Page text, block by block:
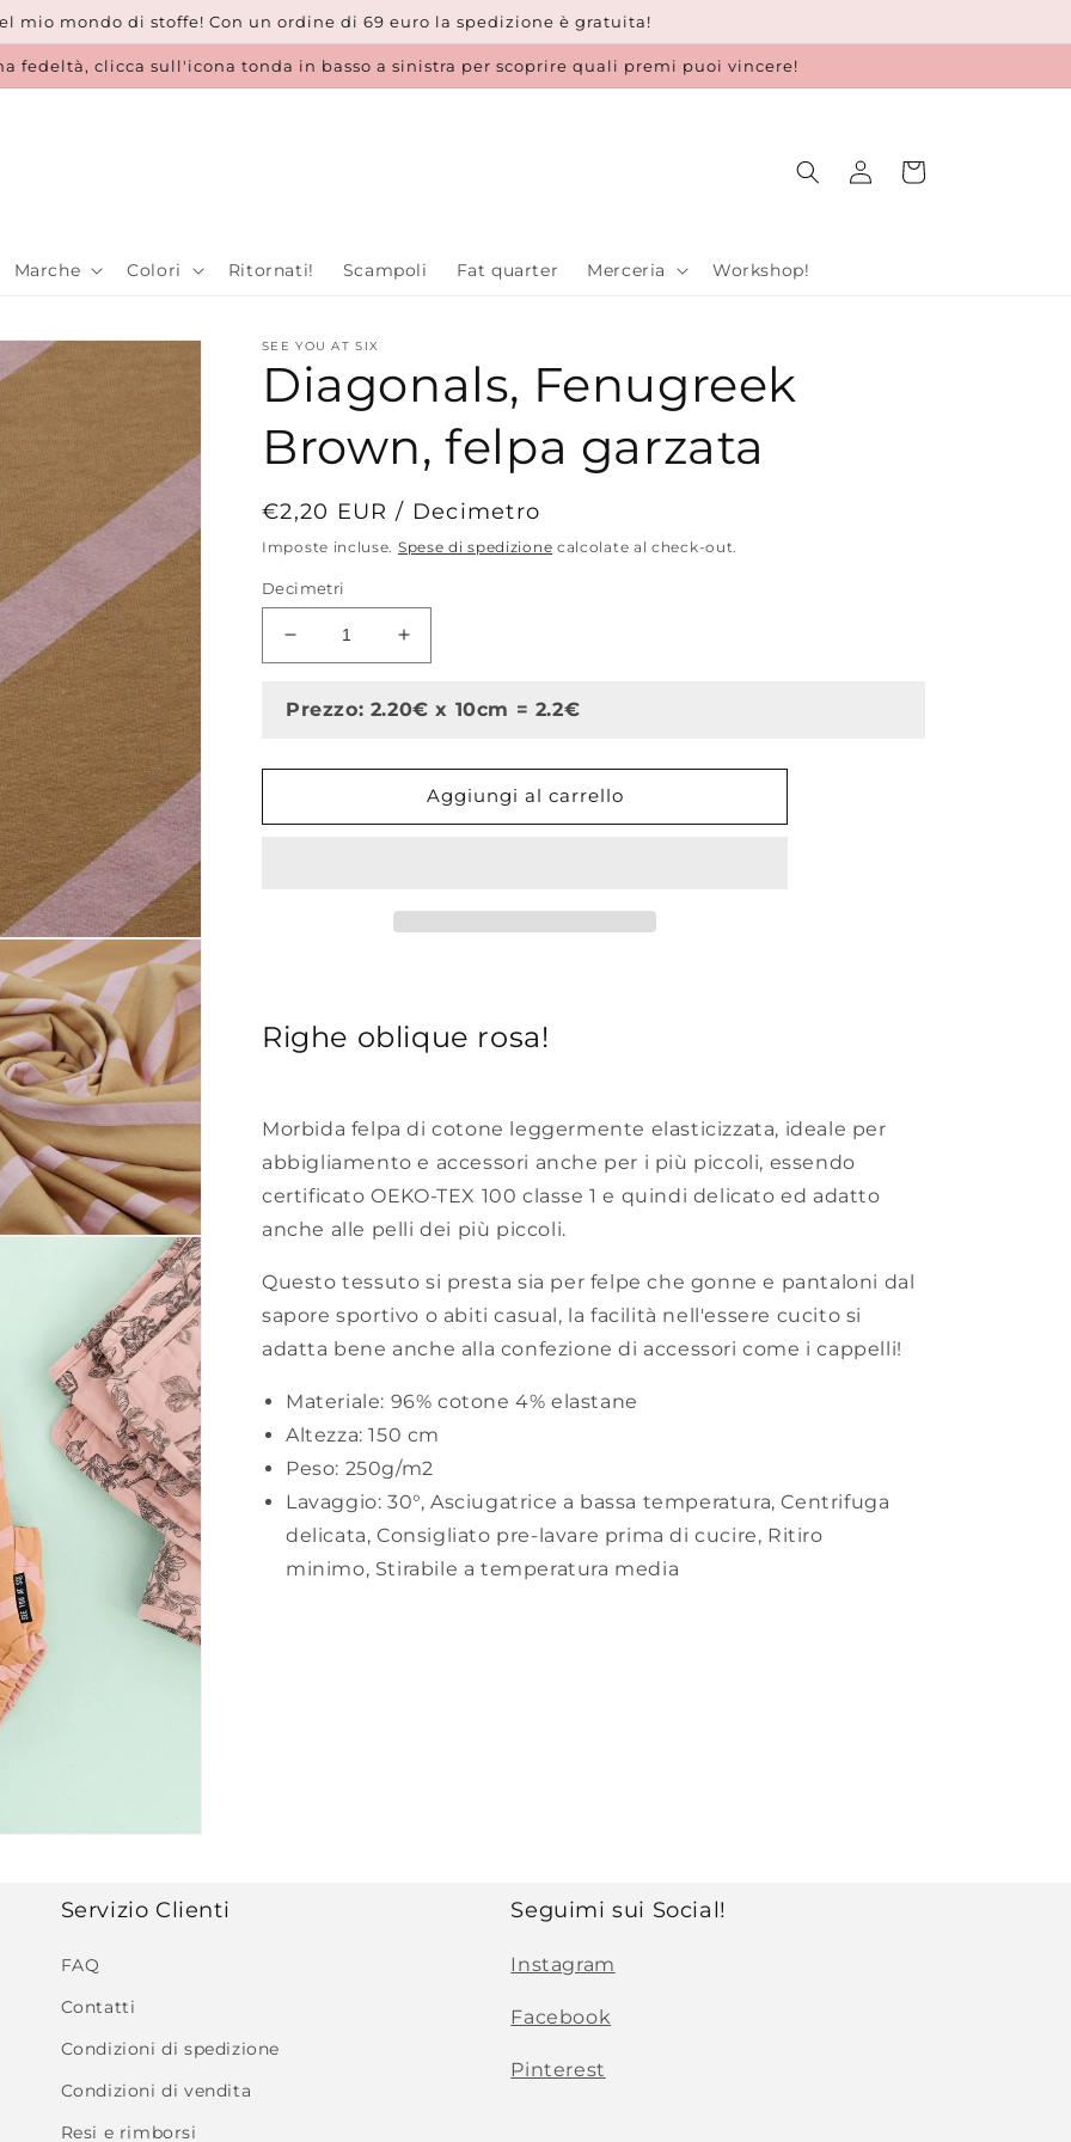
mio mondo di stoffe! Con un ordine di 69 euro la spedizione è gratuita!
fedeltà, clicca sull'icona tonda in basso a sinistra per scoprire quali premi puoi vincere!
Marche Colori Ritornati! Scampoli Fat quarter Merceria Workshop!
Accedi Carrello
SEE YOU AT SIX
Diagonals, Fenugreek
Brown, felpa garzata
Prezzo
di
listino
€2,20 EUR / Decimetro
Imposte incluse. Spese di spedizione calcolate al check-out.
Decimetri
Diminuisci
quantità
Diagonals,
Brown,
garzata
Aumenta
quantità
Diagonals,
Brown,
felpa
garzata
Prezzo: 2.20€ x 10cm = 2.2€
Aggiungi al carrello
Righe oblique rosa!
Morbida felpa di cotone leggermente elasticizzata, ideale per
abbigliamento e accessori anche per i più piccoli, essendo
certificato OEKO-TEX 100 classe 1 e quindi delicato ed adatto
anche alle pelli dei più piccoli.
Questo tessuto si presta sia per felpe che gonne e pantaloni dal
sapore sportivo o abiti casual, la facilità nell'essere cucito si
adatta bene anche alla confezione di accessori come i cappelli!
Materiale: 96% cotone 4% elastane
Altezza: 150 cm
Peso: 250g/m2
Lavaggio: 30°, Asciugatrice a bassa temperatura, Centrifuga
delicata, Consigliato pre-lavare prima di cucire, Ritiro
minimo, Stirabile a temperatura media
Servizio Clienti
FAQ
Contatti
Condizioni di spedizione
Condizioni di vendita
Resi e rimborsi
Seguimi sui Social!
Instagram
Facebook
Pinterest